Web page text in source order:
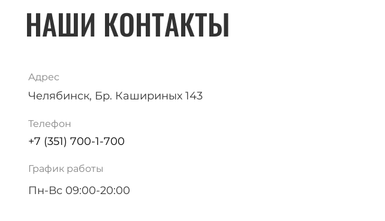
НАШИ КОНТАКТЫ
Адрес
Челябинск, Бр. Кашириных 143
Телефон
+7 (351) 700-1-700
График работы
Пн-Вс 09:00-20:00